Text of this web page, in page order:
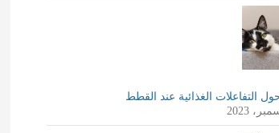
التفاعلات الغذائية عند القطط